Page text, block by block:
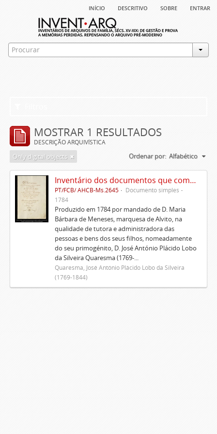
início descritivo sobre entrar
MOSTRAR 1 RESULTADOS
DESCRIÇÃO ARQUIVÍSTICA
Only digital objects Ordenar por: Alfabético
Inventário dos documentos que compõem o cartório da Casa de Alvito
PT/FCB/ AHCB-Ms.2645
Documento simples
1784
Produzido em 1784 por mandado de D. Maria
Bárbara de Meneses, marquesa de Alvito, na
qualidade de tutora e administradora das
pessoas e bens dos seus filhos, nomeadamente
do seu primogénito, D. José António Plácido Lobo
da Silveira Quaresma (1769-...
Quaresma, José António Plácido Lobo da Silveira
(1769-1844)